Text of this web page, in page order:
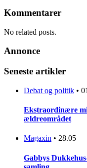
Kommentarer
No related posts.
Annonce
Seneste artikler
Debat og politik •
Ekstraordinære
ældreområdet
Magaxin • 28.05
Gabbys